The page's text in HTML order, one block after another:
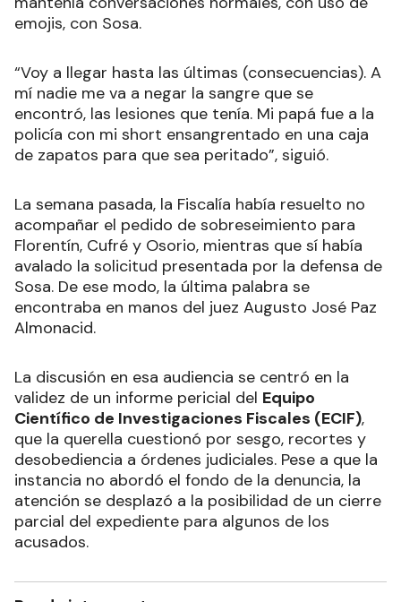
emojis, con Sosa.
“Voy a llegar hasta las últimas (consecuencias). A
mí nadie me va a negar la sangre que se
encontró, las lesiones que tenía. Mi papá fue a la
policía con mi short ensangrentado en una caja
de zapatos para que sea peritado”, siguió.
La semana pasada, la Fiscalía había resuelto no
acompañar el pedido de sobreseimiento para
Florentín, Cufré y Osorio, mientras que sí había
avalado la solicitud presentada por la defensa de
Sosa. De ese modo, la última palabra se
encontraba en manos del juez Augusto José Paz
Almonacid.
La discusión en esa audiencia se centró en la
validez de un informe pericial del Equipo
Científico de Investigaciones Fiscales (ECIF),
que la querella cuestionó por sesgo, recortes y
desobediencia a órdenes judiciales. Pese a que la
instancia no abordó el fondo de la denuncia, la
atención se desplazó a la posibilidad de un cierre
parcial del expediente para algunos de los
acusados.